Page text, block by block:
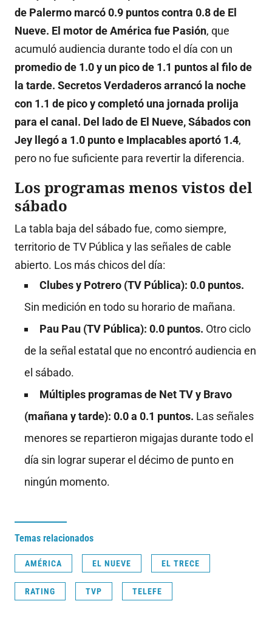
de Palermo marcó 0.9 puntos contra 0.8 de El
Nueve. El motor de América fue Pasión, que
acumuló audiencia durante todo el día con un
promedio de 1.0 y un pico de 1.1 puntos al filo de
la tarde. Secretos Verdaderos arrancó la noche
con 1.1 de pico y completó una jornada prolija
para el canal. Del lado de El Nueve, Sábados con
Jey llegó a 1.0 punto e Implacables aportó 1.4,
pero no fue suficiente para revertir la diferencia.
Los programas menos vistos del
sábado
La tabla baja del sábado fue, como siempre,
territorio de TV Pública y las señales de cable
abierto. Los más chicos del día:
Clubes y Potrero (TV Pública): 0.0 puntos.
Sin medición en todo su horario de mañana.
Pau Pau (TV Pública): 0.0 puntos. Otro ciclo
de la señal estatal que no encontró audiencia en
el sábado.
Múltiples programas de Net TV y Bravo
(mañana y tarde): 0.0 a 0.1 puntos. Las señales
menores se repartieron migajas durante todo el
día sin lograr superar el décimo de punto en
ningún momento.
Temas relacionados
AMÉRICA EL NUEVE EL TRECE
RATING TVP TELEFE